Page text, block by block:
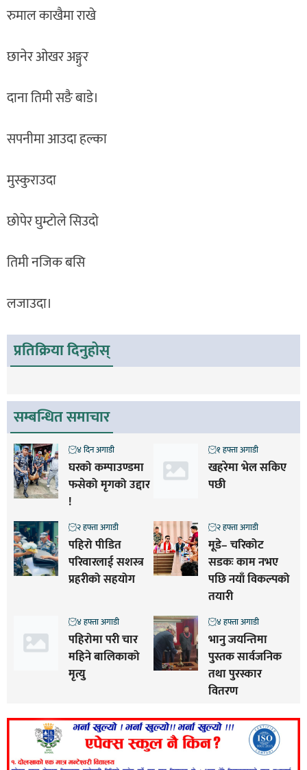
रुमाल काखैमा राखे
छानेर ओखर अङ्गुर
दाना तिमी सङै बाडे।
सपनीमा आउदा हल्का
मुस्कुराउदा
छोपेर घुम्टोले सिउदो
तिमी नजिक बसि
लजाउदा।
प्रतिक्रिया दिनुहोस्
सम्बन्धित समाचार
घरको कम्पाउण्डमा
फसेको मृगको उद्दार
!
४ दिन अगाडी
खहरेमा भेल सकिए
पछी
१ हफ्ता अगाडी
पहिरो पीडित
परिवारलाई सशस्त्र
प्रहरीको सहयोग
२ हफ्ता अगाडी
मूडे– चरिकोट
सडकः काम नभए
पछि नयाँ विकल्पको
तयारी
२ हफ्ता अगाडी
पहिरोमा परी चार
महिने बालिकाको
मृत्यु
४ हफ्ता अगाडी
भानु जयन्तिमा
पुस्तक सार्वजनिक
तथा पुरस्कार
वितरण
४ हफ्ता अगाडी